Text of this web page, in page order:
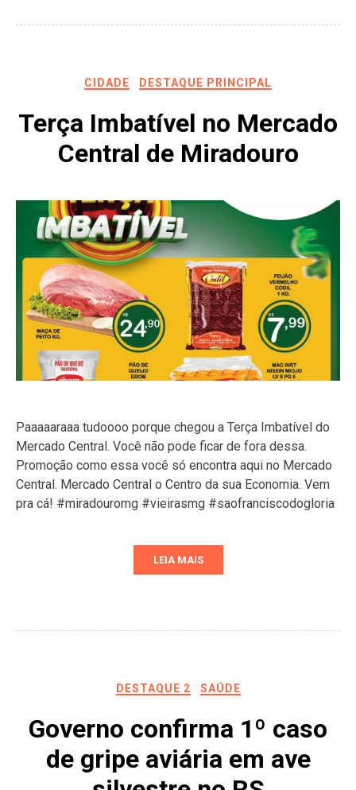
CIDADE DESTAQUE PRINCIPAL
Terça Imbatível no Mercado
Central de Miradouro
Paaaaaraaa tudoooo porque chegou a Terça Imbatível do
Mercado Central. Você não pode ficar de fora dessa.
Promoção como essa você só encontra aqui no Mercado
Central. Mercado Central o Centro da sua Economia. Vem
pra cá! #miradouromg #vieirasmg #saofranciscodogloria
LEIA MAIS
DESTAQUE 2 SAÚDE
Governo confirma 1º caso
de gripe aviária em ave